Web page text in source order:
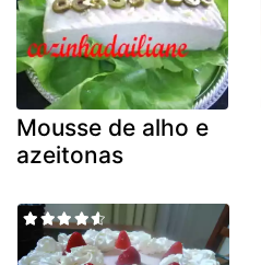
Mousse de alho e
azeitonas